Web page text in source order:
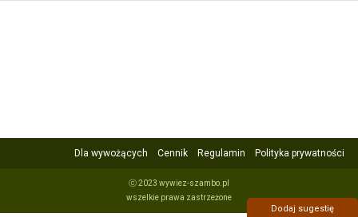
Dla wywożących Cennik Regulamin Polityka prywatności
ⓒ 2023 wywiez-szambo.pl
wszelkie prawa zastrzeżone
Dodaj sugestię